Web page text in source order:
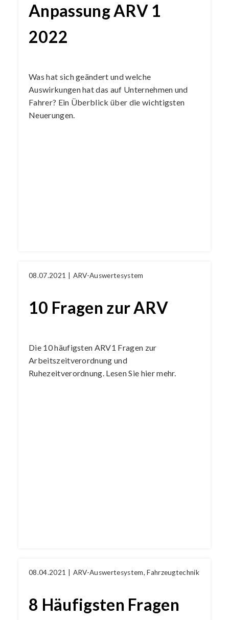
Anpassung ARV 1
2022
Was hat sich geändert und welche
Auswirkungen hat das auf Unternehmen und
Fahrer? Ein Überblick über die wichtigsten
Neuerungen.
08.07.2021 | ARV-Auswertesystem
10 Fragen zur ARV
Die 10 häufigsten ARV1 Fragen zur
Arbeitszeitverordnung und
Ruhezeitverordnung. Lesen Sie hier mehr.
08.04.2021 | ARV-Auswertesystem,Fahrzeugtechnik
8 Häufigsten Fragen